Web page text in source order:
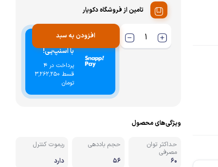
و مصرفی نوشیدنی‌ساز
تامین از فروشگاه دکویار
افزودن به سبد
خرید اقساطی
با اسنپ‌پی!
پرداخت در 4
قسط ۳٬۲۶۲٬۲۵۰
تومان
ویژگی‌های محصول
حداکثر توان
مصرفی
۶۰
حجم باددهی
۵۶
ریموت کنترل
دارد